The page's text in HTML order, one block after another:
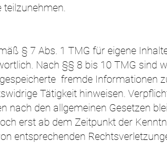
§ 7 Abs. 1 TMG für eigene
Nach §§ 8 bis 10 TMG sind
fremde Informationen
Tätigkeit hinweisen.
nach den allgemeinen Gesetzen
erst ab dem Zeitpunkt der
entsprechenden